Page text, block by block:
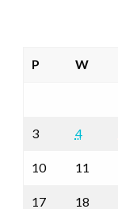
P W
3 4
10 11
17 18